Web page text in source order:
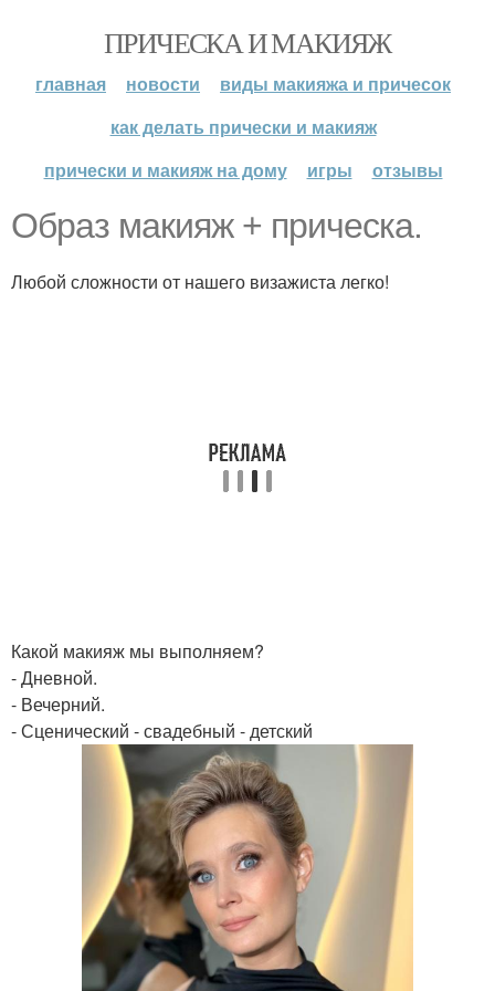
ПРИЧЕСКА И МАКИЯЖ
главная новости
виды макияжа и причесок
как делать прически и макияж
прически и макияж на дому
игры отзывы
Образ макияж + прическа.
Любой сложности от нашего визажиста легко!
Какой макияж мы выполняем?
- Дневной.
- Вечерний.
- Сценический - свадебный - детский